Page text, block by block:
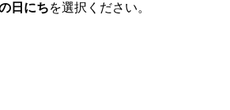
日にちを選択ください。